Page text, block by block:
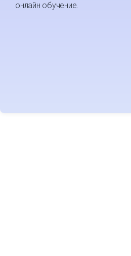
онлайн обучение.